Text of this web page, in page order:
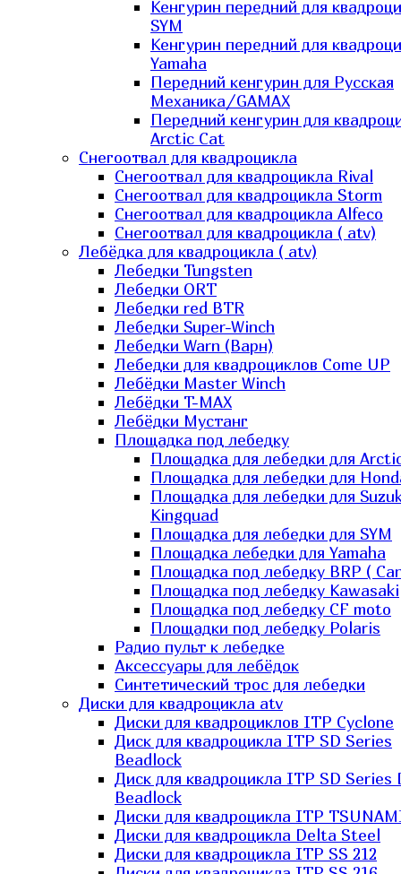
Кенгурин передний для
SYM
Кенгурин передний для
Yamaha
Передний кенгурин для Русская
Механика/GAMAX
Передний кенгурин для
Arctic Cat
Снегоотвал для квадроцикла
Снегоотвал для квадроцикла Rival
Снегоотвал для квадроцикла Storm
Снегоотвал для квадроцикла Alfeco
Снегоотвал для квадроцикла ( atv)
Лебёдка для квадроцикла ( atv)
Лебедки Tungsten
Лебедки ORT
Лебедки red BTR
Лебедки Super-Winch
Лебедки Warn (Варн)
Лебедки для квадроциклов Come UP
Лебёдки Master Winch
Лебёдки T-MAX
Лебёдки Мустанг
Площадка под лебедку
Площадка для лебедки для
Площадка для лебедки для
Площадка для лебедки для
Kingquad
Площадка для лебедки для SYM
Площадка лебедки для Yamaha
Площадка под лебедку BRP (
Площадка под лебедку Kawasaki
Площадка под лебедку СF moto
Площадки под лебедку Polaris
Радио пульт к лебедке
Аксессуары для лебёдок
Синтетический трос для лебедки
Диски для квадроцикла atv
Диски для квадроциклов ITP Cyclone
Диск для квадроцикла ITP SD Series
Beadlock
Диск для квадроцикла ITP SD Series
Beadlock
Диски для квадроцикла ITP
Диски для квадроцикла Delta Steel
Диски для квадроцикла ITP SS 212